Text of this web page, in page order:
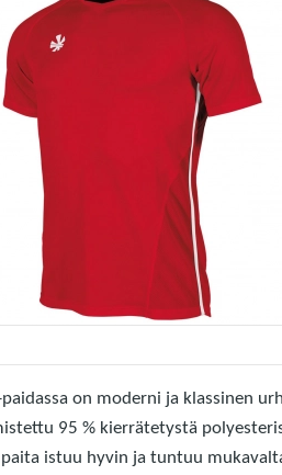
paidassa on moderni ja klassinen
95 % kierrätetystä
paita istuu hyvin ja tuntuu